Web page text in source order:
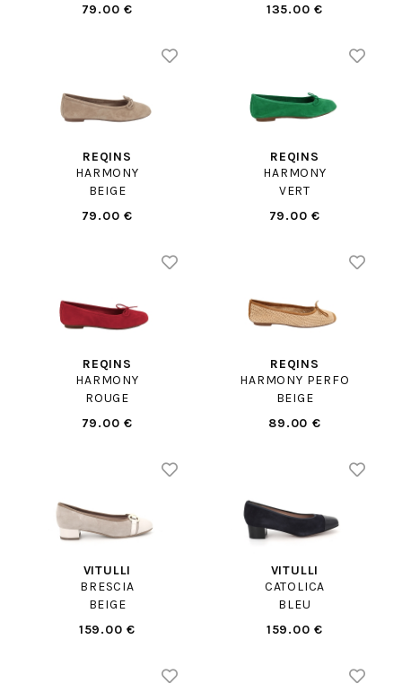
79.00 €
135.00 €
REQINS
HARMONY
BEIGE
79.00 €
REQINS
HARMONY
VERT
79.00 €
REQINS
HARMONY
ROUGE
79.00 €
REQINS
HARMONY PERFO
BEIGE
89.00 €
VITULLI
BRESCIA
BEIGE
159.00 €
VITULLI
CATOLICA
BLEU
159.00 €